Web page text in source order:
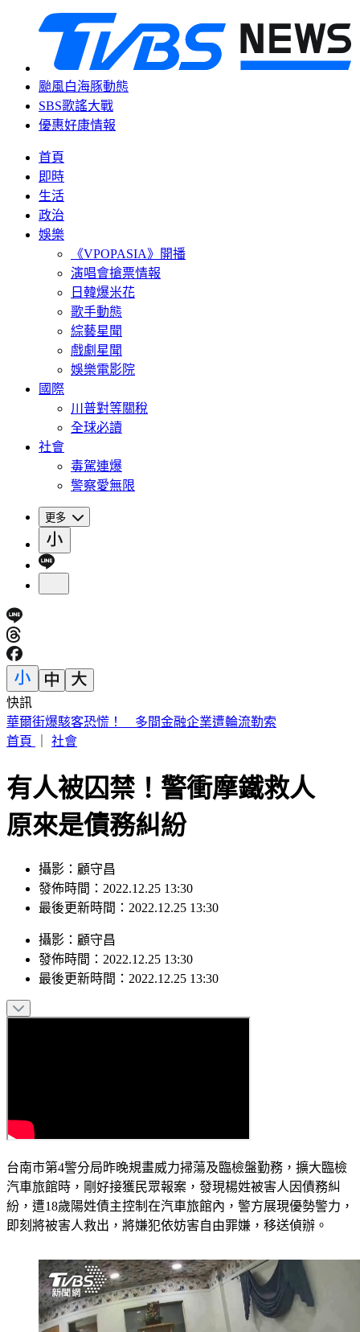
颱風白海豚動態
SBS歌謠大戰
優惠好康情報
首頁
即時
生活
政治
娛樂
《VPOPASIA》開播
演唱會搶票情報
日韓爆米花
歌手動態
綜藝星聞
戲劇星聞
娛樂電影院
國際
川普對等關稅
全球必讀
社會
毒駕連爆
警察愛無限
更多
快訊
警戒狂響！白海豚逼近 氣象署巨浪告警：花蓮6鄉鎮列警戒
首頁
社會
有人被囚禁！警衝摩鐵救人
原來是債務糾紛
攝影：顧守昌
發佈時間：2022.12.25 13:30
最後更新時間：2022.12.25 13:30
攝影 ： 顧守昌
發佈時間： 2022.12.25 13:30
最後更新時間： 2022.12.25 13:30
台南市第4警分局昨晚規畫威力掃蕩及臨檢盤勤務，擴大臨檢
汽車旅館時，剛好接獲民眾報案，發現楊姓被害人因債務糾
紛，遭18歲陽姓債主控制在汽車旅館內，警方展現優勢警力，
即刻將被害人救出，將嫌犯依妨害自由罪嫌，移送偵辦。